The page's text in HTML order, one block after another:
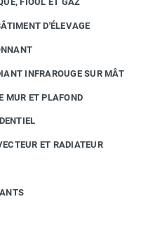
D'ÉLEVAGE
INFRAROUGE SUR MÂT
MUR ET PLAFOND
ET RADIATEUR